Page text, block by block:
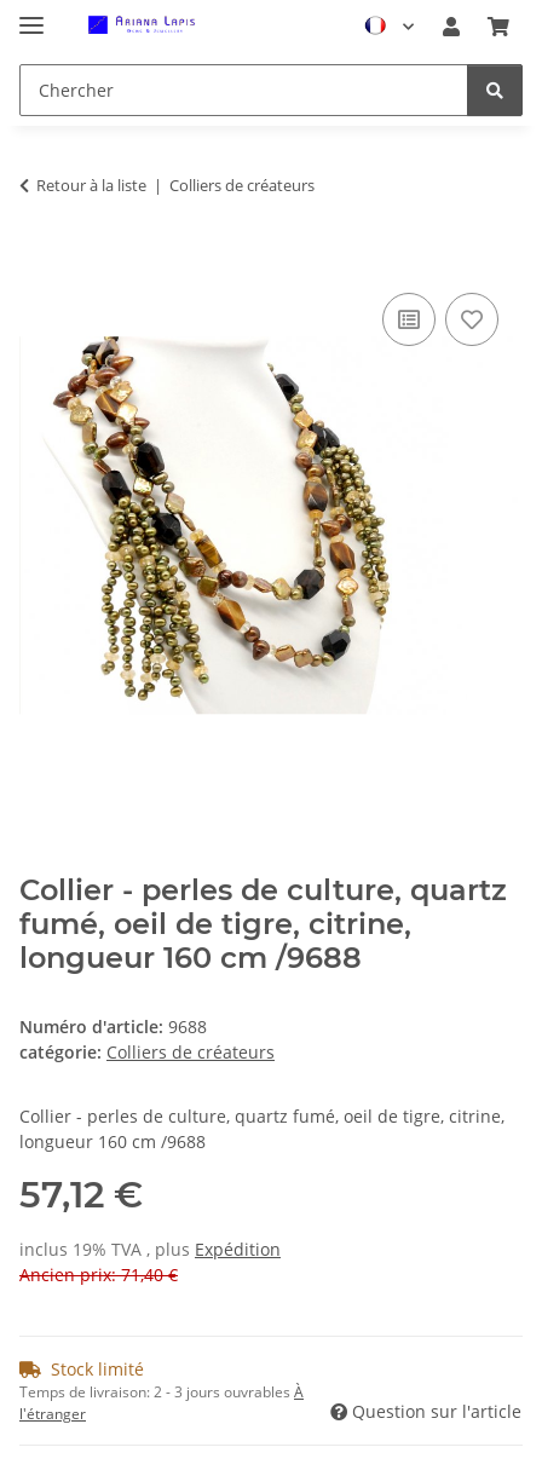
Retour à la liste Colliers de créateurs
Collier - perles de culture, quartz
fumé, oeil de tigre, citrine,
longueur 160 cm /9688
Numéro d'article: 9688
catégorie: Colliers de créateurs
Collier - perles de culture, quartz fumé, oeil de tigre, citrine,
longueur 160 cm /9688
57,12 €
inclus 19% TVA , plus Expédition
Ancien prix: 71,40 €
Stock limité
Temps de livraison:2 - 3 jours ouvrables À
l'étranger
Question sur l'article